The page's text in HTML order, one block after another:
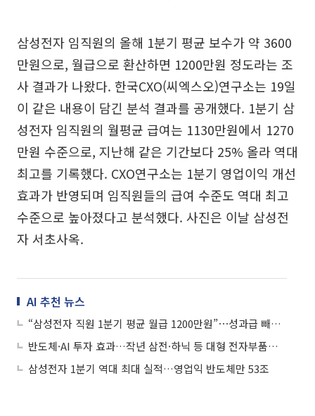
삼성전자 임직원의 올해 1분기 평균 보수가 약 3600
만원으로, 월급으로 환산하면 1200만원 정도라는 조
사 결과가 나왔다. 한국CXO(씨엑스오)연구소는 19일
이 같은 내용이 담긴 분석 결과를 공개했다. 1분기 삼
성전자 임직원의 월평균 급여는 1130만원에서 1270
만원 수준으로, 지난해 같은 기간보다 25% 올라 역대
최고를 기록했다. CXO연구소는 1분기 영업이익 개선
효과가 반영되며 임직원들의 급여 수준도 역대 최고
수준으로 높아졌다고 분석했다. 사진은 이날 삼성전
자 서초사옥.
AI 추천 뉴스
“삼성전자 직원 1분기 평균 월급 1200만원”⋯성과급 빼도 연봉 1.4억
반도체·AI 투자 효과…작년 삼전·하닉 등 대형 전자부품업 월급 1000만원
삼성전자 1분기 역대 최대 실적…영업익 반도체만 53조